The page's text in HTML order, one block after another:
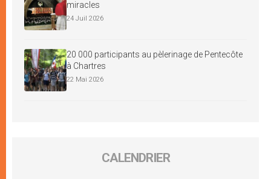
miracles
24 Juil 2026
20 000 participants au pèlerinage de Pentecôte
à Chartres
22 Mai 2026
CALENDRIER